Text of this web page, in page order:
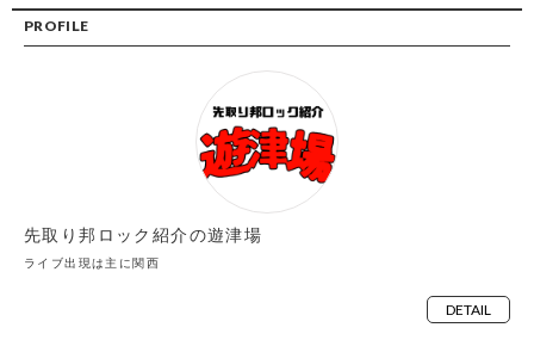
PROFILE
先取り邦ロック紹介の遊津場
ライブ出現は主に関西
DETAIL